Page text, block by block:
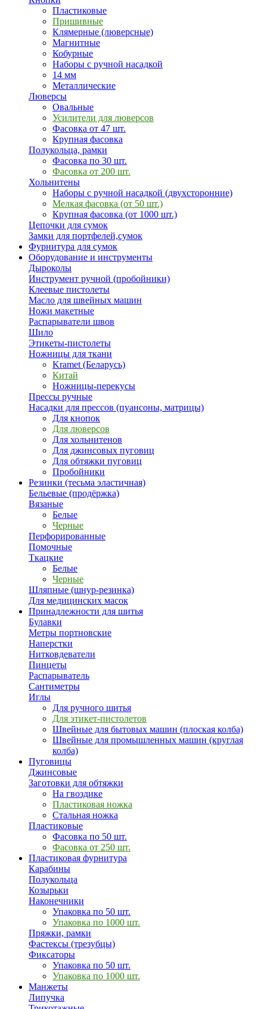
Пластиковые
Пришивные
Клямерные (люверсные)
Магнитные
Кобурные
Наборы с ручной насадкой
14 мм
Металлические
Люверсы
Овальные
Усилители для люверсов
Фасовка от 47 шт.
Крупная фасовка
Полукольца, рамки
Фасовка по 30 шт.
Фасовка от 200 шт.
Хольнитены
Наборы с ручной насадкой (двухсторонние)
Мелкая фасовка (от 50 шт.)
Крупная фасовка (от 1000 шт.)
Цепочки для сумок
Замки для портфелей,сумок
Фурнитура для сумок
Оборудование и инструменты
Дыроколы
Инструмент ручной (пробойники)
Клеевые пистолеты
Масло для швейных машин
Ножи макетные
Распарыватели швов
Шило
Этикеты-пистолеты
Ножницы для ткани
Kramet (Беларусь)
Китай
Ножницы-перекусы
Прессы ручные
Насадки для прессов (пуансоны, матрицы)
Для кнопок
Для люверсов
Для хольнитенов
Для джинсовых пуговиц
Для обтяжки пуговиц
Пробойники
Резинки (тесьма эластичная)
Бельевые (продёржка)
Вязаные
Белые
Черные
Перфорированные
Помочные
Ткацкие
Белые
Черные
Шляпные (шнур-резинка)
Для медицинских масок
Принадлежности для шитья
Булавки
Метры портновские
Наперстки
Нитковдеватели
Пинцеты
Распарыватель
Сантиметры
Иглы
Для ручного шитья
Для этикет-пистолетов
Швейные для бытовых машин (плоская колба)
Швейные для промышленных машин (круглая
колба)
Пуговицы
Джинсовые
Заготовки для обтяжки
На гвоздике
Пластиковая ножка
Стальная ножка
Пластиковые
Фасовка по 50 шт.
Фасовка от 250 шт.
Пластиковая фурнитура
Карабины
Полукольца
Козырьки
Наконечники
Упаковка по 50 шт.
Упаковка по 1000 шт.
Пряжки, рамки
Фастексы (трезубцы)
Фиксаторы
Упаковка по 50 шт.
Упаковка по 1000 шт.
Манжеты
Липучка